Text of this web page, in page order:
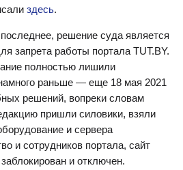
здесь.
решение суда является
запрета работы портала TUT.BY.
полностью лишили
раньше — еще 18 мая 2021
решений, вопреки словам
пришли силовики, взяли
и сервера
и сотрудников портала, сайт
и отключен.